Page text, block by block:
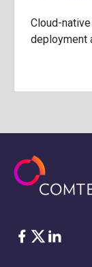
Cloud-
deployment
Facebook
Twitter